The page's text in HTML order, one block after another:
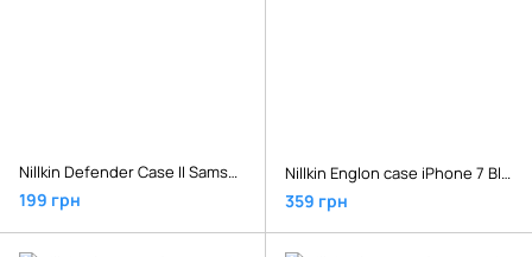
Nillkin Defender Case II Samsung Galaxy S9+ Red
199 грн
Nillkin Englon case iPhone 7 Blue
359 грн